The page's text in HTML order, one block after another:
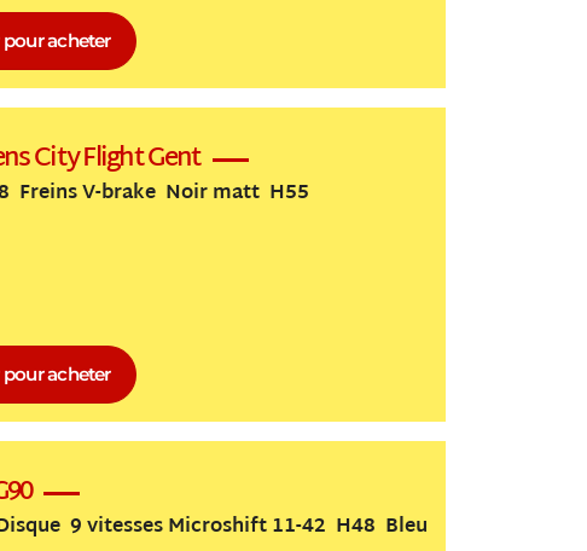
pour acheter
City Flight Gent
Freins V-brake Noir matt H55
pour acheter
9 vitesses Microshift 11-42 H48 Bleu